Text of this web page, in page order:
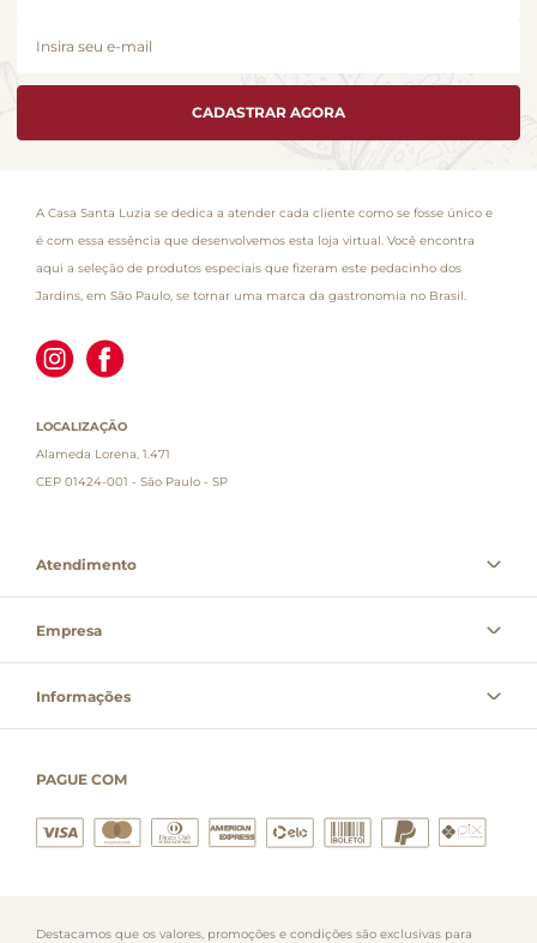
CADASTRAR AGORA
A Casa Santa Luzia se dedica a atender cada cliente como se fosse único e
é com essa essência que desenvolvemos esta loja virtual. Você encontra
aqui a seleção de produtos especiais que fizeram este pedacinho dos
Jardins, em São Paulo, se tornar uma marca da gastronomia no Brasil.
LOCALIZAÇÃO
Alameda Lorena, 1.471
CEP 01424-001 - São Paulo - SP
Atendimento
Empresa
Informações
PAGUE COM
Destacamos que os valores, promoções e condições são exclusivas para